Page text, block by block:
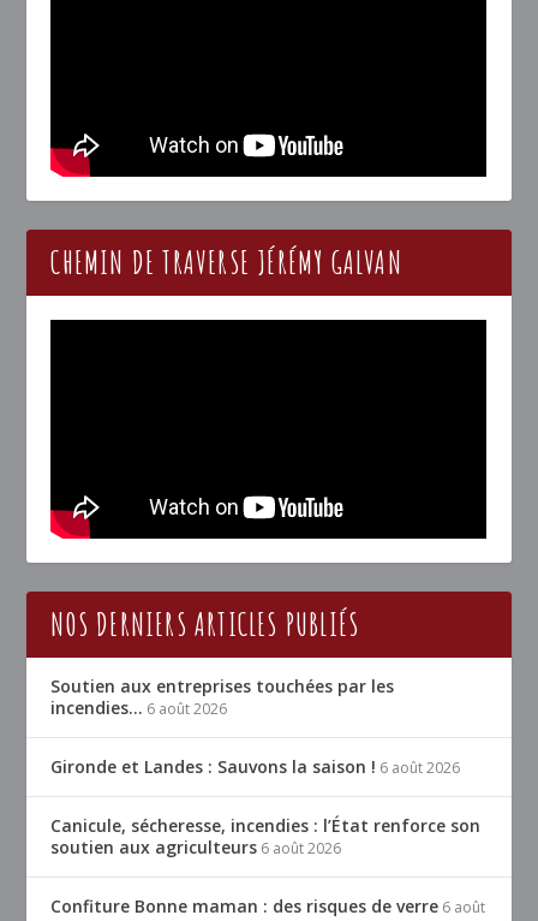
CHEMIN DE TRAVERSE JÉRÉMY GALVAN
NOS DERNIERS ARTICLES PUBLIÉS
Soutien aux entreprises touchées par les
incendies… 6 août 2026
Gironde et Landes : Sauvons la saison ! 6 août 2026
Canicule, sécheresse, incendies : l’État renforce son
soutien aux agriculteurs 6 août 2026
Confiture Bonne maman : des risques de verre 6 août